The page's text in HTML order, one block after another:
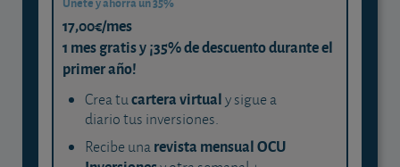
17,00€/mes
1 mes gratis y ¡35% de descuento durante el
primer año!
Crea tucartera virtualy sigue a
diario tus inversiones.
Recibe unarevista mensual OCU